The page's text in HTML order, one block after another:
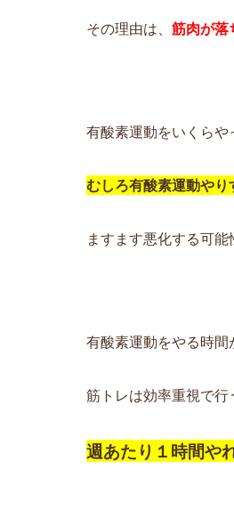
その理由は、 筋肉が落
有酸素運動をいくらや
むしろ有酸素運動やり
ますます悪化する可能
有酸素運動をやる時間
筋トレは効率重視で行
週あたり１時間や